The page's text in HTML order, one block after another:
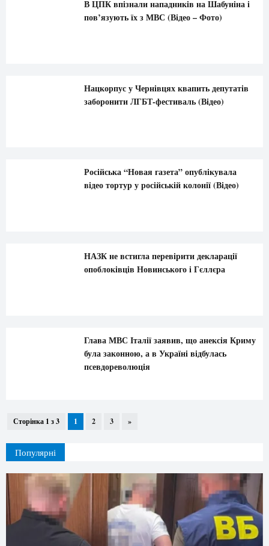
В ЦПК впізнали нападників на Шабуніна і
пов’язують їх з МВС (Відео – Фото)
Нацкорпус у Чернівцях квапить депутатів
заборонити ЛГБТ-фестиваль (Відео)
Російська “Новая газета” опублікувала
відео тортур у російській колонії (Відео)
НАЗК не встигла перевірити декларації
опоблоківців Новинського і Гєллєра
Глава МВС Італії заявив, що анексія Криму
була законною, а в Україні відбулась
псевдореволюція
Сторінка 1 з 3 1 2 3 »
Популярні